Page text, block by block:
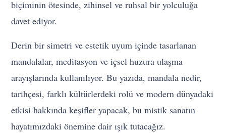
biçiminin ötesinde, zihinsel ve ruhsal bir yolculuğa
davet ediyor.
Derin bir simetri ve estetik uyum içinde tasarlanan
mandalalar, meditasyon ve içsel huzura ulaşma
arayışlarında kullanılıyor. Bu yazıda, mandala nedir,
tarihçesi, farklı kültürlerdeki rolü ve modern dünyadaki
etkisi hakkında keşifler yapacak, bu mistik sanatın
hayatımızdaki önemine dair ışık tutacağız.